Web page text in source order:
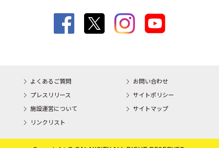
よくあるご質問
お問い合わせ
プレスリリース
サイトポリシー
施設運営について
サイトマップ
リンクリスト